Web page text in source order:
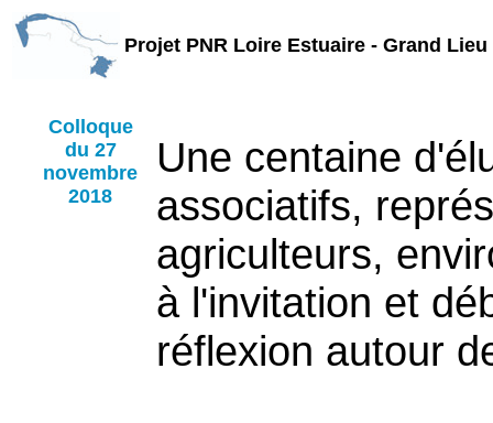
Projet PNR Loire Estuaire - Grand Lieu
Colloque
du 27
novembre
2018
Une centaine
associatifs,
agriculteurs,
à l'invitation et
réflexion autour